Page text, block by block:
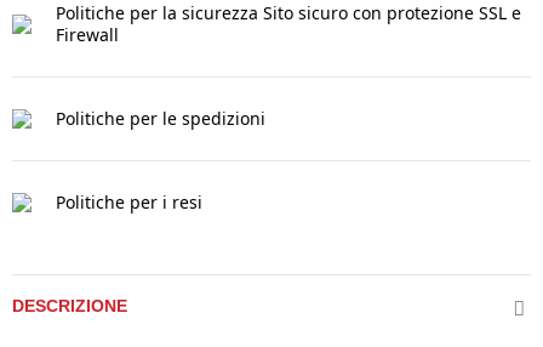
Politiche per la sicurezza Sito sicuro con protezione SSL e
Firewall
Politiche per le spedizioni
Politiche per i resi
DESCRIZIONE